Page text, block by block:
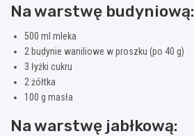
Na warstwę budyniową:
500 ml mleka
2 budynie waniliowe w proszku (po 40 g)
3 łyżki cukru
2 żółtka
100 g masła
Na warstwę jabłkową: